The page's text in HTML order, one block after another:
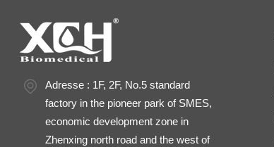
Adresse : 1F, 2F, No.5 standard
factory in the pioneer park of SMES,
economic development zone in
Zhenxing north road and the west of